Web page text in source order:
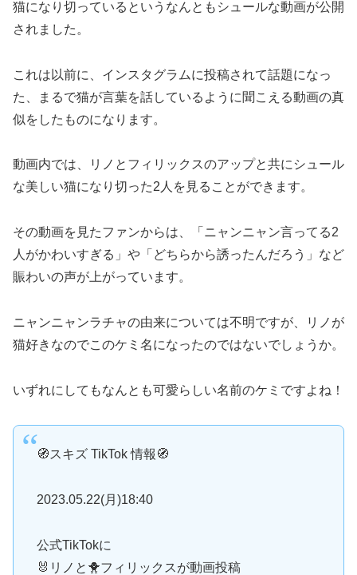
猫になり切っているというなんともシュールな動画が公開
されました。
これは以前に、インスタグラムに投稿されて話題になっ
た、まるで猫が言葉を話しているように聞こえる動画の真
似をしたものになります。
動画内では、リノとフィリックスのアップと共にシュール
な美しい猫になり切った2人を見ることができます。
その動画を見たファンからは、「ニャンニャン言ってる2
人がかわいすぎる」や「どちらから誘ったんだろう」など
賑わいの声が上がっています。
ニャンニャンラチャの由来については不明ですが、リノが
猫好きなのでこのケミ名になったのではないでしょうか。
いずれにしてもなんとも可愛らしい名前のケミですよね！
🧭スキズ TikTok 情報🧭
2023.05.22(月)18:40
公式TikTokに
🐰リノと🐥フィリックスが動画投稿